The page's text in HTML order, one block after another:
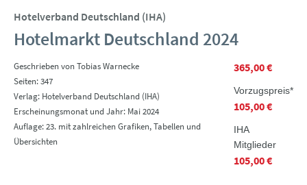
Hotelverband Deutschland (IHA)
Hotelmarkt Deutschland 2024
Geschrieben von Tobias Warnecke
Seiten: 347
Verlag: Hotelverband Deutschland (IHA)
Erscheinungsmonat und Jahr: Mai 2024
Auflage: 23. mit zahlreichen Grafiken, Tabellen und
Übersichten
365,00 €
Vorzugspreis*
105,00 €
IHA
Mitglieder
105,00 €